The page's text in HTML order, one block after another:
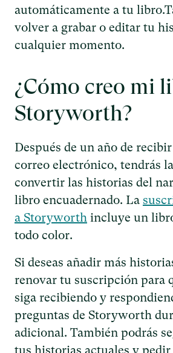
automáticamente a tu
volver a grabar o editar tu
cualquier momento.
¿Cómo creo mi
Storyworth?
Después de un año de
correo electrónico, tendrás
convertir las historias del
libro encuadernado. La
a Storyworth incluye un
todo color.
Si deseas añadir más
renovar tu suscripción para
siga recibiendo y
preguntas de Storyworth
adicional. También podrás